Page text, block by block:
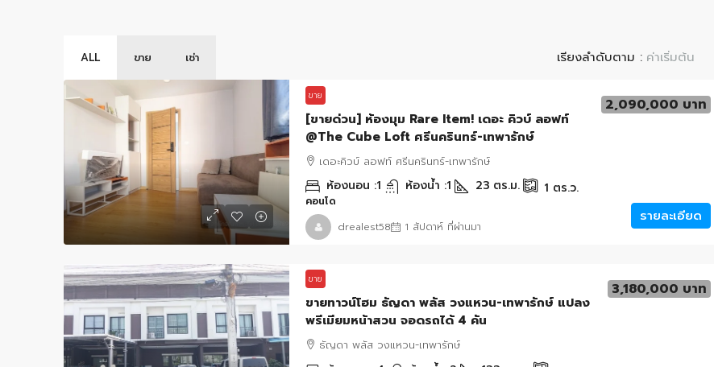
ALL ขาย เช่า เรียงลำดับตาม : ค่าเริ่มต้น
ขาย
[ขายด่วน] ห้องมุม Rare Item! เดอะ คิวบ์ ลอฟท์
@The Cube Loft ศรีนครินทร์-เทพารักษ์
2,090,000 บาท
เดอะคิวบ์ ลอฟท์ ศรีนครินทร์-เทพารักษ์
ห้องนอน :1 ห้องน้ำ :1 23 ตร.ม. 1 ตร.ว.
คอนโด
รายละเอียด
drealest58 1 สัปดาห์ ที่ผ่านมา
ขาย
ขายทาวน์โฮม ธัญดา พลัส วงแหวน-เทพารักษ์ แปลง
พรีเมียมหน้าสวน จอดรถได้ 4 คัน
3,180,000 บาท
ธัญดา พลัส วงแหวน-เทพารักษ์